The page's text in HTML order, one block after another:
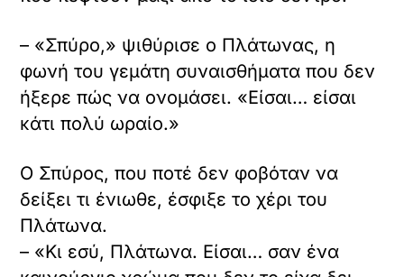
– «Σπύρο,» ψιθύρισε ο Πλάτωνας, η
φωνή του γεμάτη συναισθήματα που δεν
ήξερε πώς να ονομάσει. «Είσαι… είσαι
κάτι πολύ ωραίο.»
Ο Σπύρος, που ποτέ δεν φοβόταν να
δείξει τι ένιωθε, έσφιξε το χέρι του
Πλάτωνα.
– «Κι εσύ, Πλάτωνα. Είσαι… σαν ένα